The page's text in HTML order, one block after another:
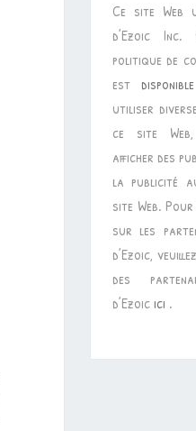
Ce site Web
d’Ezoic
politique de
est
utiliser
ce site
afficher des
la publicité
site Web.
sur les
d’Ezoic,
des
d’Ezoic ici .